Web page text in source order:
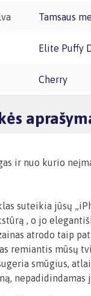
Tamsaus
Elite Puffy
Cherry
ir nuo kurio
suteikia jūsų
, o jo
atrodo taip
remiantis mūsų
smūgius,
nepadidindamas